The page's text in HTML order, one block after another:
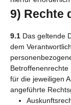
9) Rechte
9.1 Das geltende
dem
für die jeweiligen
angeführte